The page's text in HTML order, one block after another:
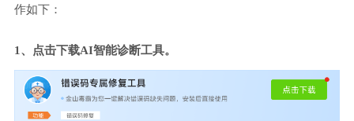
作如下：
1、点击下载AI智能诊断工具。